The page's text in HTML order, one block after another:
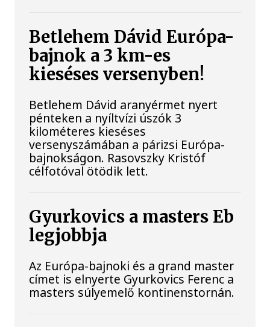
Betlehem Dávid Európa-
bajnok a 3 km-es
kieséses versenyben!
Betlehem Dávid aranyérmet nyert
pénteken a nyíltvízi úszók 3
kilométeres kieséses
versenyszámában a párizsi Európa-
bajnokságon. Rasovszky Kristóf
célfotóval ötödik lett.
Gyurkovics a masters Eb
legjobbja
Az Európa-bajnoki és a grand master
címet is elnyerte Gyurkovics Ferenc a
masters súlyemelő kontinenstornán.